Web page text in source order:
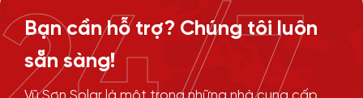
Bạn cần hỗ trợ? Chúng tôi luôn
sẵn sàng!